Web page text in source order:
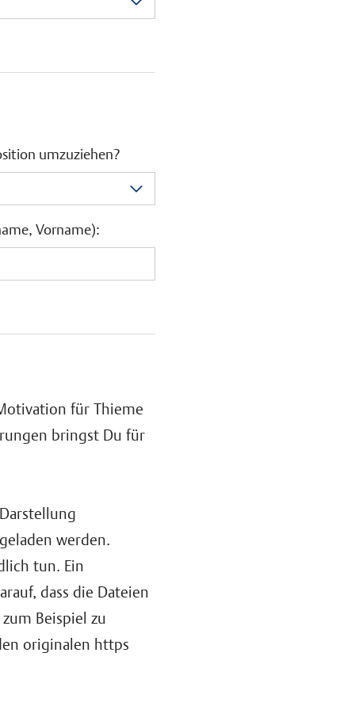
umzuziehen?
Vorname):
für Thieme
bringst Du für
werden.
tun. Ein
dass die Dateien
Beispiel zu
originalen https